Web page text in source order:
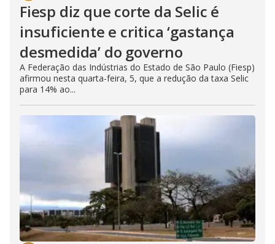
Fiesp diz que corte da Selic é
insuficiente e critica ‘gastança
desmedida’ do governo
A Federação das Indústrias do Estado de São Paulo (Fiesp)
afirmou nesta quarta-feira, 5, que a redução da taxa Selic
para 14% ao...